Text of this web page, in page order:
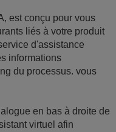
est conçu pour vous
liés à votre produit
d'assistance
informations
du processus. vous
en bas à droite de
virtuel afin